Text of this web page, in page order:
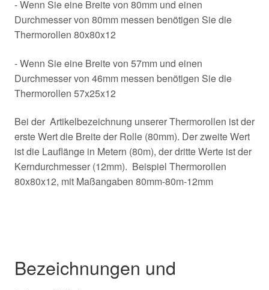
- Wenn Sie eine Breite von 80mm und einen
Durchmesser von 80mm messen benötigen Sie die
Thermorollen 80x80x12
- Wenn Sie eine Breite von 57mm und einen
Durchmesser von 46mm messen benötigen Sie die
Thermorollen 57x25x12
Bei der Artikelbezeichnung unserer Thermorollen ist der
erste Wert die Breite der Rolle (80mm). Der zweite Wert
ist die Lauflänge in Metern (80m), der dritte Werte ist der
Kerndurchmesser (12mm). Beispiel Thermorollen
80x80x12, mit Maßangaben 80mm-80m-12mm
Bezeichnungen und